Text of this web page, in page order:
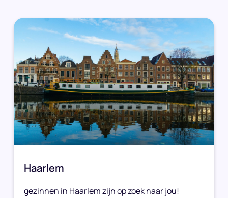
Haarlem
gezinnen in Haarlem zijn op zoek naar jou!